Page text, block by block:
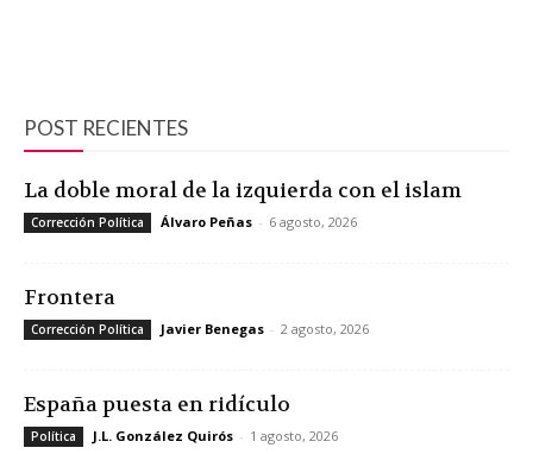
POST RECIENTES
La doble moral de la izquierda con el islam
Corrección Política Álvaro Peñas - 6 agosto, 2026
Frontera
Corrección Política Javier Benegas - 2 agosto, 2026
España puesta en ridículo
Política J.L. González Quirós - 1 agosto, 2026